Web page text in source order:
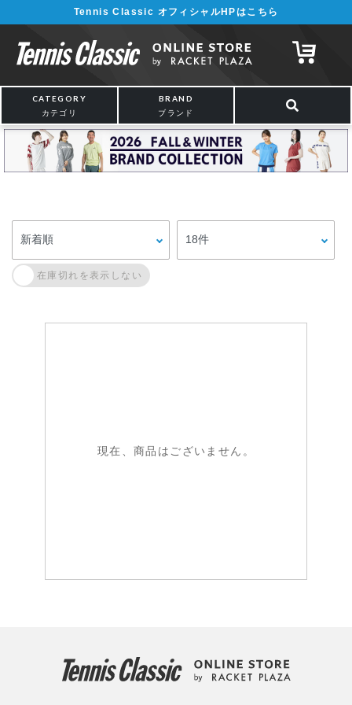
Tennis Classic オフィシャルHPはこちら
CATEGORY
カテゴリ
BRAND
ブランド
現在、商品はございません。